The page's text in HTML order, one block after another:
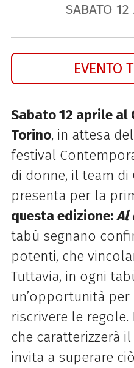
SABATO 12
EVENTO
Sabato 12 aprile
Torino, in attesa
festival
di donne, il team di
presenta per la
questa edizione:Al
tabù segnano
potenti, che
Tuttavia, in ogni
un’opportunità
riscrivere le regole.
che caratterizzerà
invita a superare